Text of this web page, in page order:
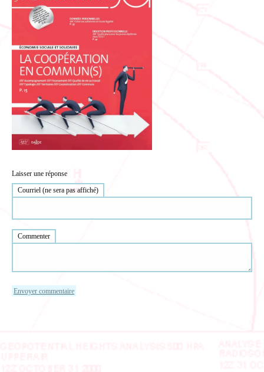
Laisser une réponse
Courriel (ne sera pas affiché)
Commenter